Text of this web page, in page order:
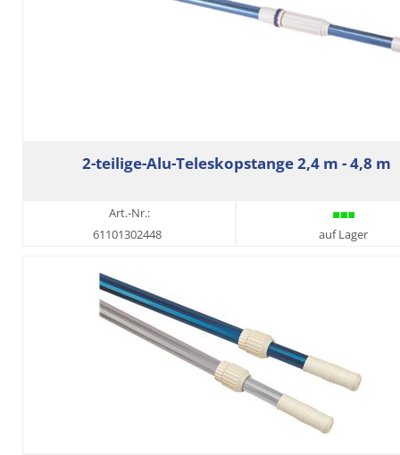
2-teilige-Alu-Teleskopstange 2,4 m - 4,8 m
Art.-Nr.:
61101302448
auf Lager